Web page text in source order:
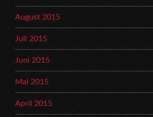
August 2015
Juli 2015
Juni 2015
Mai 2015
April 2015